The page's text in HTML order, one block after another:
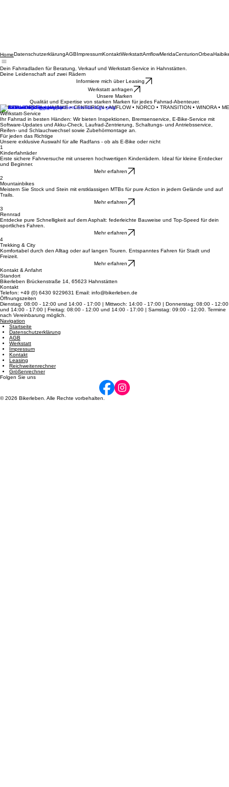
Home DatenschutzerklärungAGBImpressumKontaktWerkstattAmflowMeridaCenturion
Dein Fahrradladen für Beratung, Verkauf und Werkstatt-Service in Hahnstätten.
Informiere mich über Leasing
Werkstatt anfragen
Qualität und Expertise von starken Marken für jedes Fahrrad-Abenteuer.
MERIDA • ORBEA • HAIBIKE • CENTURION • AMFLOW • NORCO • TRANSITION • WINORA •
Werkstatt-Service
Ihr Fahrrad in besten Händen: Wir bieten Inspektionen, Bremsenservice, E-Bike-Service mit
Software-Updates und Akku-Check, Laufrad-Zentrierung, Schaltungs- und Antriebsservice,
Reifen- und Schlauchwechsel sowie Zubehörmontage an.
Für jeden das Richtige
Unsere exklusive Auswahl für alle Radfans - ob als E-Bike oder nicht
1
Erste sichere Fahrversuche mit unseren hochwertigen Kinderrädern. Ideal für kleine Entdecker
und Beginner.
Mehr erfahren
2
Meistern Sie Stock und Stein mit erstklassigen MTBs für pure Action in jedem Gelände und auf
Trails.
Mehr erfahren
3
Entdecke pure Schnelligkeit auf dem Asphalt: federleichte Bauweise und Top-Speed für dein
sportliches Fahren.
Mehr erfahren
4
Komfortabel durch den Alltag oder auf langen Touren. Entspanntes Fahren für Stadt und
Freizeit.
Mehr erfahren
Kontakt & Anfahrt
Standort
Bikerleben Brückenstraße 14, 65623 Hahnstätten
Kontakt
Telefon: +49 (0) 6430 9229631 Email: info@bikerleben.de
Öffnungszeiten
Dienstag: 08:00 - 12:00 und 14:00 - 17:00 | Mittwoch: 14:00 - 17:00 | Donnerstag: 08:00 - 12:00
und 14:00 - 17:00 | Freitag: 08:00 - 12:00 und 14:00 - 17:00 | Samstag: 09:00 - 12:00. Termine
nach Vereinbarung möglich.
Navigation
Startseite
Datenschutzerklärung
AGB
Werkstatt
Impressum
Kontakt
Leasing